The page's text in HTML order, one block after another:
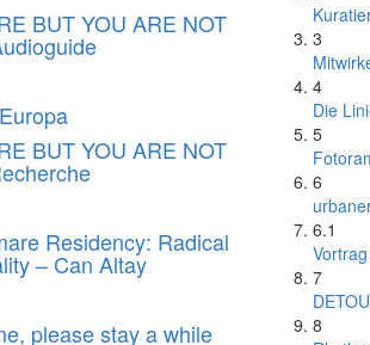
BUT YOU ARE NOT
BUT YOU ARE NOT
Residency: Radical
– Can Altay
please stay a while
3
4
Die
5
6
6.1
7
8